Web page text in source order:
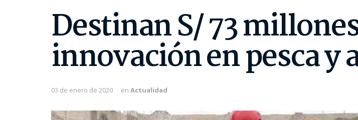
Destinan S/ 73
innovación en pesca y
03 de enero de 2020 en Actualidad